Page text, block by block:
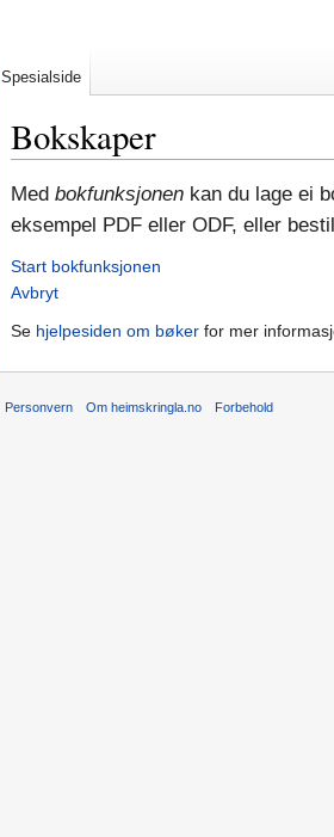
Bokskaper
Hopp
til
Hopp
til
Med bokfunksjonen kan du lage ei
eksempel PDF eller ODF, eller
Start bokfunksjonen
Avbryt
Se hjelpesiden om bøker for mer
Spesialside
Personvern Om heimskringla.no Forbehold